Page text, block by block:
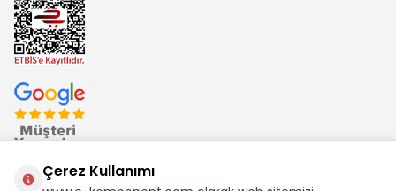
Çerez Kullanımı